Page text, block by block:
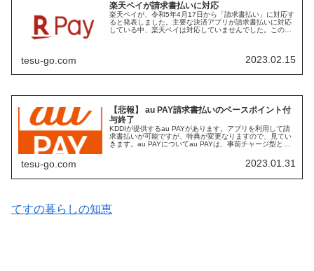
楽天ペイが請求書払いに対応
楽天ペイが、令和5年4月17日から「請求書払い」に対応す
ると発表しました。主要な決済アプリが請求書払いに対応
している中、楽天ペイは対応していませんでした。この内
tesu-go.com 2023.02.15
【悲報】 au PAY請求書払いのベースポイント付
与終了
KDDIが提供するau PAYがあります。アプリを利用して請
求書払いが可能ですが、特典が変更なりますので、見てい
きます。au PAYについてau PAYは、事前チャージ型とし
tesu-go.com 2023.01.31
てすの暮らしの知恵